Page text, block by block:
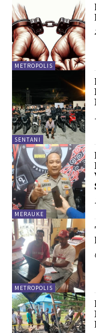
METROPOLIS
SENTANI
MERAUKE
METROPOLIS